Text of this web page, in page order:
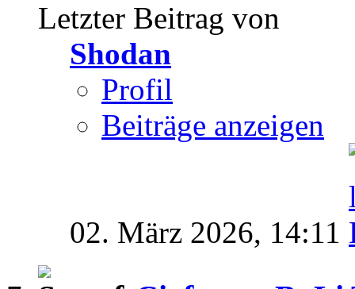
Letzter Beitrag von
Shodan
Profil
Beiträge anzeigen
02. März 2026, 14:11